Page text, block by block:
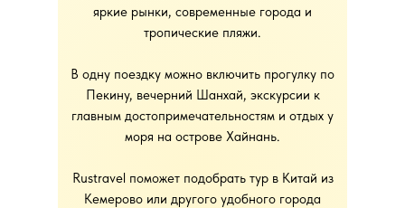
яркие рынки, современные города и
тропические пляжи.
В одну поездку можно включить прогулку по
Пекину, вечерний Шанхай, экскурсии к
главным достопримечательностям и отдых у
моря на острове Хайнань.
Rustravel поможет подобрать тур в Китай из
Кемерово или другого удобного города